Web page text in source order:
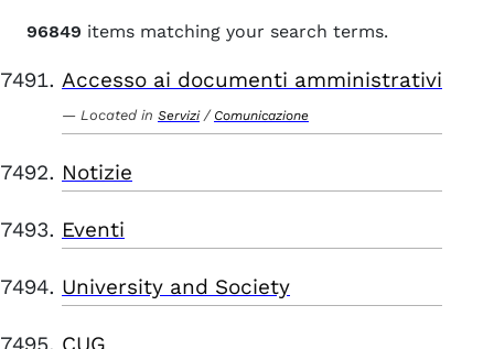
96849 items matching your search terms.
Accesso ai documenti amministrativi
Located in Servizi / Comunicazione
Notizie
Eventi
University and Society